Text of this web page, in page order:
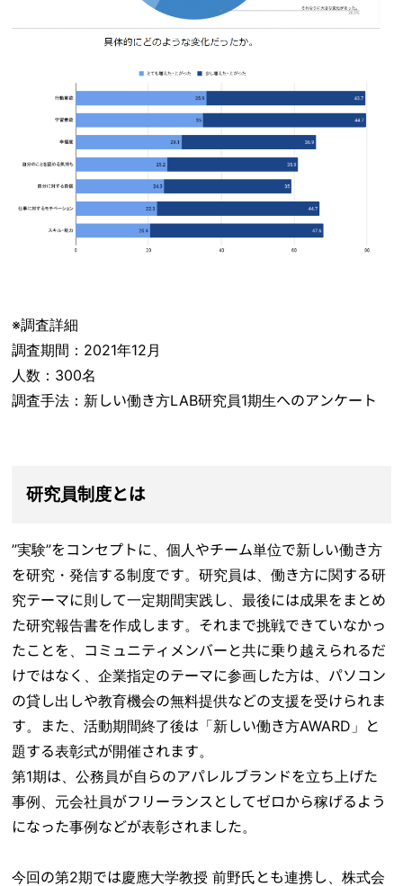
※調査詳細
調査期間：2021年12月
人数：300名
調査手法：新しい働き方LAB研究員1期生へのアンケート
研究員制度とは
”実験”をコンセプトに、個人やチーム単位で新しい働き方
を研究・発信する制度です。研究員は、働き方に関する研
究テーマに則して一定期間実践し、最後には成果をまとめ
た研究報告書を作成します。それまで挑戦できていなかっ
たことを、コミュニティメンバーと共に乗り越えられるだ
けではなく、企業指定のテーマに参画した方は、パソコン
の貸し出しや教育機会の無料提供などの支援を受けられま
す。また、活動期間終了後は「新しい働き方AWARD」と
題する表彰式が開催されます。
第1期は、公務員が自らのアパレルブランドを立ち上げた
事例、元会社員がフリーランスとしてゼロから稼げるよう
になった事例などが表彰されました。
今回の第2期では慶應大学教授 前野氏とも連携し、株式会